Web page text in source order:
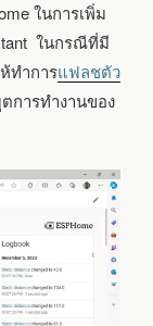
ในการเพิ่ม
ในกรณีที่มี
ทำการแฟลชตัว
การทำงานของ